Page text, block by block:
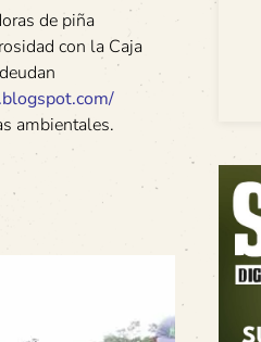
de piña
con la Caja
ambientales.